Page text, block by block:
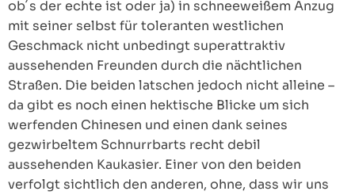
ob´s der echte ist oder ja) in schneeweißem Anzug
mit seiner selbst für toleranten westlichen
Geschmack nicht unbedingt superattraktiv
aussehenden Freunden durch die nächtlichen
Straßen. Die beiden latschen jedoch nicht alleine –
da gibt es noch einen hektische Blicke um sich
werfenden Chinesen und einen dank seines
gezwirbeltem Schnurrbarts recht debil
aussehenden Kaukasier. Einer von den beiden
verfolgt sichtlich den anderen, ohne, dass wir uns